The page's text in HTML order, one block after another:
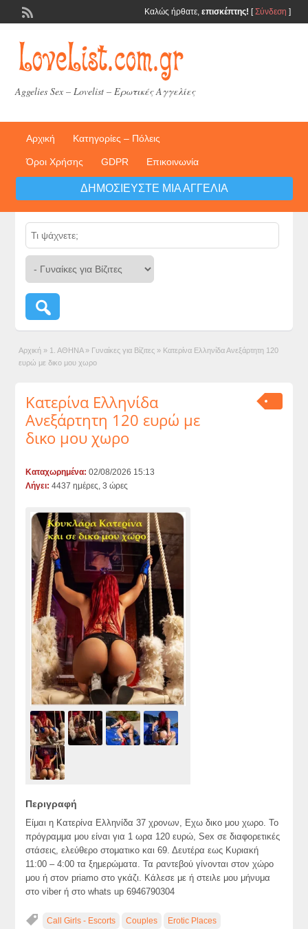
Καλώς ήρθατε, επισκέπτης! [Σύνδεση ]
Aggelies Sex – Lovelist – Ερωτικές Αγγελίες
Αρχική Κατηγορίες – Πόλεις
Όροι Χρήσης GDPR Επικοινωνία
ΔΗΜΟΣΙΕΎΣΤΕ ΜΙΑ ΑΓΓΕΛΊΑ
Αρχική » 1. ΑΘΗΝΑ » Γυναίκες για Βίζιτες » Κατερίνα Ελληνίδα Ανεξάρτητη 120
ευρώ με δικο μου χωρο
Κατερίνα Ελληνίδα
Ανεξάρτητη 120 ευρώ με
δικο μου χωρο
Καταχωρημένα: 02/08/2026 15:13
Λήγει: 4437 ημέρες, 3 ώρες
Περιγραφή
Είμαι η Κατερίνα Ελληνίδα 37 χρονων, Εχω δικο μου χωρο. Το
πρόγραμμα μου είναι για 1 ωρα 120 ευρώ, Sex σε διαφορετικές
στάσεις, ελεύθερο στοματικο και 69. Δευτέρα εως Κυριακή
11:00 – 4:00 τα ξημερώματα. Τα ραντεβού γίνονται στον χώρο
μου ή στον priamo στο γκάζι. Κάλεσε με ή στειλε μου μήνυμα
στο viber ή στο whats up 6946790304
Call Girls - Escorts Couples Erotic Places